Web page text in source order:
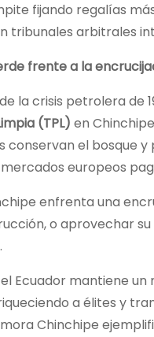
fijando regalías
tribunales arbitrales
frente a la
la crisis petrolera de
(TPL) en
conservan el bosque
europeos
enfrenta una
o aprovechar
el Ecuador mantiene
a élites y
Chinchipe